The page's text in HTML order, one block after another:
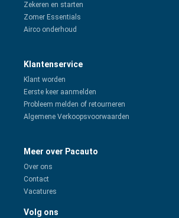
Zekeren en starten
Zomer Essentials
Airco onderhoud
Klantenservice
Klant worden
Eerste keer aanmelden
Probleem melden of retourneren
Algemene Verkoopsvoorwaarden
Meer over Pacauto
Over ons
Contact
Vacatures
Volg ons